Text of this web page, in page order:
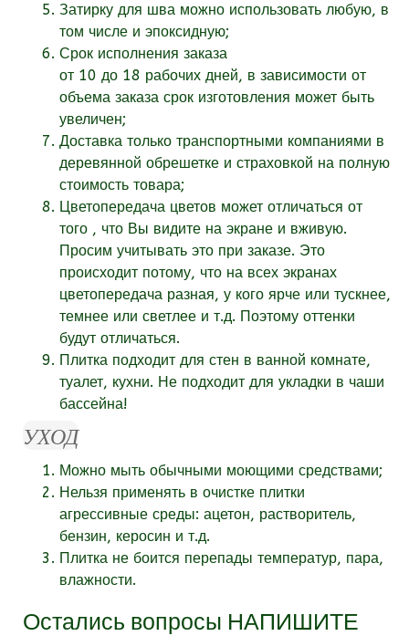
Затирку для шва можно использовать любую, в
том числе и эпоксидную;
Срок исполнения заказа
от 10 до 18 рабочих дней, в зависимости от
объема заказа срок изготовления может быть
увеличен;
Доставка только транспортными компаниями в
деревянной обрешетке и страховкой на полную
стоимость товара;
Цветопередача цветов может отличаться от
того , что Вы видите на экране и вживую.
Просим учитывать это при заказе. Это
происходит потому, что на всех экранах
цветопередача разная, у кого ярче или тускнее,
темнее или светлее и т.д. Поэтому оттенки
будут отличаться.
Плитка подходит для стен в ванной комнате,
туалет, кухни. Не подходит для укладки в чаши
бассейна!
УХОД
Можно мыть обычными моющими средствами;
Нельзя применять в очистке плитки
агрессивные среды: ацетон, растворитель,
бензин, керосин и т.д.
Плитка не боится перепады температур, пара,
влажности.
Остались вопросы НАПИШИТЕ